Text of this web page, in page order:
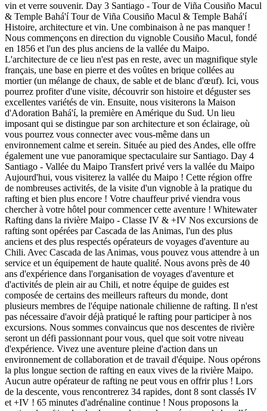
vin et verre souvenir. Day 3 Santiago - Tour de Viña Cousiño Macul
& Temple Bahá'í Tour de Viña Cousiño Macul & Temple Bahá'í
Histoire, architecture et vin. Une combinaison à ne pas manquer !
Nous commençons en direction du vignoble Cousiño Macul, fondé
en 1856 et l'un des plus anciens de la vallée du Maipo.
L'architecture de ce lieu n'est pas en reste, avec un magnifique style
français, une base en pierre et des voûtes en brique collées au
mortier (un mélange de chaux, de sable et de blanc d'œuf). Ici, vous
pourrez profiter d'une visite, découvrir son histoire et déguster ses
excellentes variétés de vin. Ensuite, nous visiterons la Maison
d'Adoration Bahá'í, la première en Amérique du Sud. Un lieu
imposant qui se distingue par son architecture et son éclairage, où
vous pourrez vous connecter avec vous-même dans un
environnement calme et serein. Située au pied des Andes, elle offre
également une vue panoramique spectaculaire sur Santiago. Day 4
Santiago - Vallée du Maipo Transfert privé vers la vallée du Maipo
Aujourd'hui, vous visiterez la vallée du Maipo ! Cette région offre
de nombreuses activités, de la visite d'un vignoble à la pratique du
rafting et bien plus encore ! Votre chauffeur privé viendra vous
chercher à votre hôtel pour commencer cette aventure ! Whitewater
Rafting dans la rivière Maipo - Classe IV & +IV Nos excursions de
rafting sont opérées par Cascada de las Animas, l'un des plus
anciens et des plus respectés opérateurs de voyages d'aventure au
Chili. Avec Cascada de las Animas, vous pouvez vous attendre à un
service et un équipement de haute qualité. Nous avons près de 40
ans d'expérience dans l'organisation de voyages d'aventure et
d'activités de plein air au Chili, et notre équipe de guides est
composée de certains des meilleurs rafteurs du monde, dont
plusieurs membres de l'équipe nationale chilienne de rafting. Il n'est
pas nécessaire d'avoir déjà pratiqué le rafting pour participer à nos
excursions. Nous sommes convaincus que nos descentes de rivière
seront un défi passionnant pour vous, quel que soit votre niveau
d'expérience. Vivez une aventure pleine d'action dans un
environnement de collaboration et de travail d'équipe. Nous opérons
la plus longue section de rafting en eaux vives de la rivière Maipo.
Aucun autre opérateur de rafting ne peut vous en offrir plus ! Lors
de la descente, vous rencontrerez 34 rapides, dont 8 sont classés IV
et +IV ! 65 minutes d'adrénaline continue ! Nous proposons la